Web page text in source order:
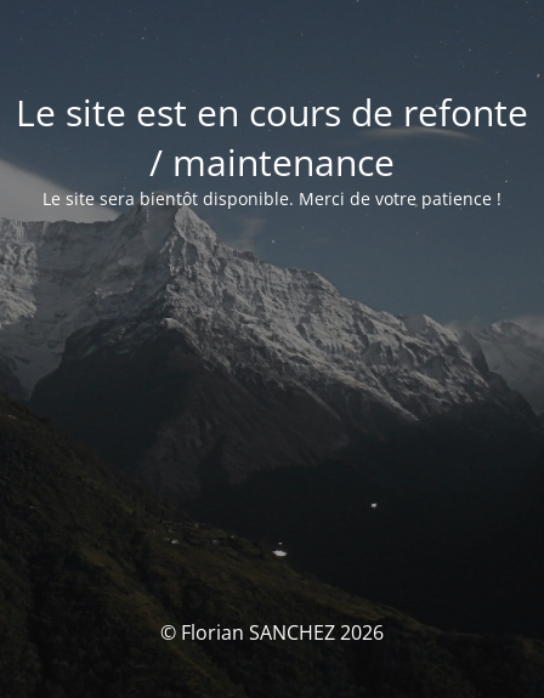
Le site est en cours de refonte
/ maintenance
Le site sera bientôt disponible. Merci de votre patience !
© Florian SANCHEZ 2026